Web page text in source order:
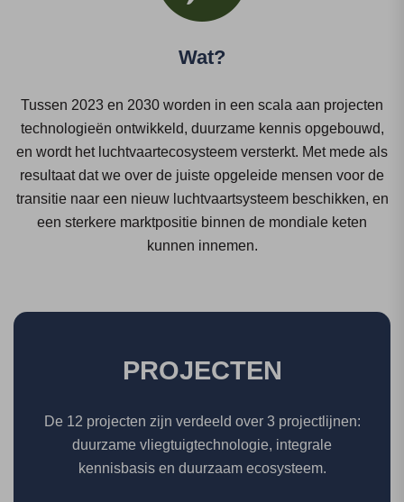
Wat?
Tussen 2023 en 2030 worden in een scala aan projecten
technologieën ontwikkeld, duurzame kennis opgebouwd,
en wordt het luchtvaartecosysteem versterkt. Met mede als
resultaat dat we over de juiste opgeleide mensen voor de
transitie naar een nieuw luchtvaartsysteem beschikken, en
een sterkere marktpositie binnen de mondiale keten
kunnen innemen.
PROJECTEN
De 12 projecten zijn verdeeld over 3 projectlijnen:
duurzame vliegtuigtechnologie, integrale
kennisbasis en duurzaam ecosysteem.